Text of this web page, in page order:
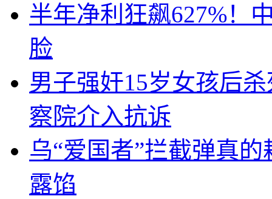
半年净利狂飙627%！
脸
男子强奸15岁女孩后
察院介入抗诉
乌“爱国者”拦截弹真
露馅